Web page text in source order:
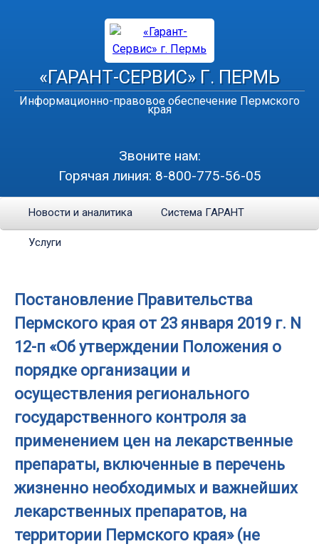
«ГАРАНТ-СЕРВИС» Г. ПЕРМЬ
Информационно-правовое обеспечение Пермского
края
Звоните нам:
Горячая линия: 8-800-775-56-05
Новости и аналитика Система ГАРАНТ
Услуги
Постановление Правительства
Пермского края от 23 января 2019 г. N
12-п «Об утверждении Положения о
порядке организации и
осуществления регионального
государственного контроля за
применением цен на лекарственные
препараты, включенные в перечень
жизненно необходимых и важнейших
лекарственных препаратов, на
территории Пермского края» (не